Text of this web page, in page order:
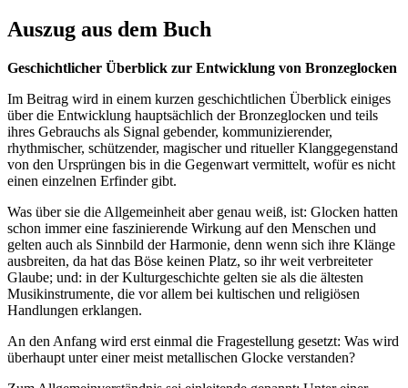
Auszug aus dem Buch
Geschichtlicher Überblick zur Entwicklung von Bronzeglocken
Im Beitrag wird in einem kurzen geschichtlichen Überblick einiges
über die Entwicklung hauptsächlich der Bronzeglocken und teils
ihres Gebrauchs als Signal gebender, kommunizierender,
rhythmischer, schützender, magischer und ritueller Klanggegenstand
von den Ursprüngen bis in die Gegenwart vermittelt, wofür es nicht
einen einzelnen Erfinder gibt.
Was über sie die Allgemeinheit aber genau weiß, ist: Glocken hatten
schon immer eine faszinierende Wirkung auf den Menschen und
gelten auch als Sinnbild der Harmonie, denn wenn sich ihre Klänge
ausbreiten, da hat das Böse keinen Platz, so ihr weit verbreiteter
Glaube; und: in der Kulturgeschichte gelten sie als die ältesten
Musikinstrumente, die vor allem bei kultischen und religiösen
Handlungen erklangen.
An den Anfang wird erst einmal die Fragestellung gesetzt: Was wird
überhaupt unter einer meist metallischen Glocke verstanden?